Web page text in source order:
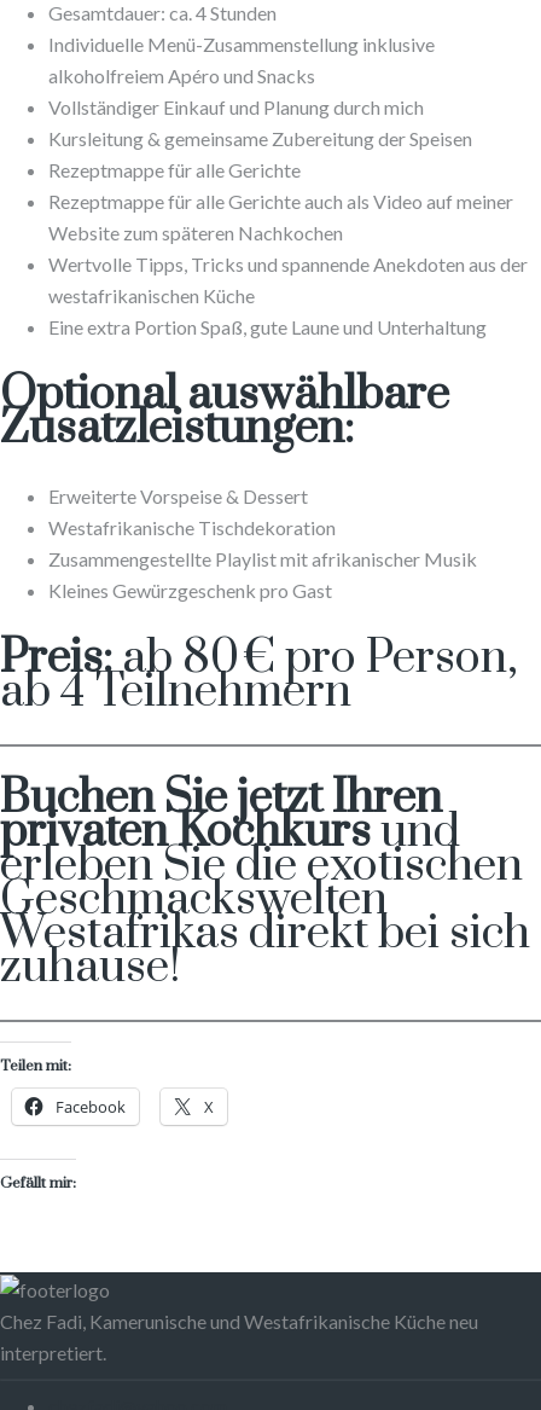
Gesamtdauer: ca. 4 Stunden
Individuelle Menü-Zusammenstellung inklusive
alkoholfreiem Apéro und Snacks
Vollständiger Einkauf und Planung durch mich
Kursleitung & gemeinsame Zubereitung der Speisen
Rezeptmappe für alle Gerichte
Rezeptmappe für alle Gerichte auch als Video auf meiner
Website zum späteren Nachkochen
Wertvolle Tipps, Tricks und spannende Anekdoten aus der
westafrikanischen Küche
Eine extra Portion Spaß, gute Laune und Unterhaltung
Optional auswählbare
Zusatzleistungen:
Erweiterte Vorspeise & Dessert
Westafrikanische Tischdekoration
Zusammengestellte Playlist mit afrikanischer Musik
Kleines Gewürzgeschenk pro Gast
Preis:ab 80 € pro Person,
ab 4 Teilnehmern
Buchen Sie jetzt Ihren
privaten Kochkursund
erleben Sie die exotischen
Geschmackswelten
Westafrikas direkt bei sich
zuhause!
Teilen mit:
Facebook X
Gefällt mir:
Chez Fadi, Kamerunische und Westafrikanische Küche neu
interpretiert.